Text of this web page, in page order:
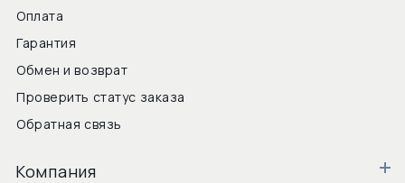
Оплата
Гарантия
Обмен и возврат
Проверить статус заказа
Обратная связь
Компания